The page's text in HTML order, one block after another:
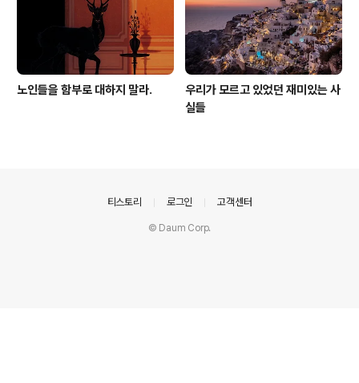
노인들을 함부로 대하지 말라.
우리가 모르고 있었던 재미있는 사
실들
티스토리 로그인 고객센터
© Daum Corp.